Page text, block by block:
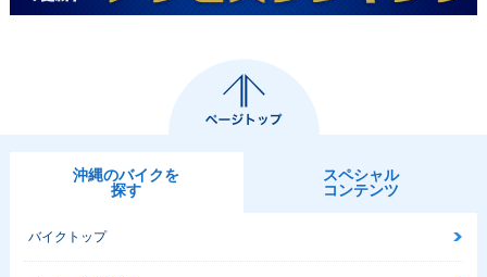
沖縄のバイクを
探す
スペシャル
コンテンツ
バイクトップ